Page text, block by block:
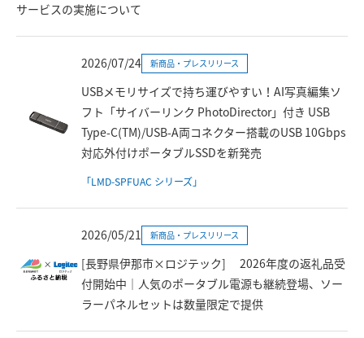
サービスの実施について
2026/07/24 新商品・プレスリリース
USBメモリサイズで持ち運びやすい！AI写真編集ソ
フト「サイバーリンク PhotoDirector」付き USB
Type-C(TM)/USB-A両コネクター搭載のUSB 10Gbps
対応外付けポータブルSSDを新発売
「LMD-SPFUAC シリーズ」
2026/05/21 新商品・プレスリリース
[長野県伊那市×ロジテック] 2026年度の返礼品受
付開始中｜人気のポータブル電源も継続登場、ソー
ラーパネルセットは数量限定で提供